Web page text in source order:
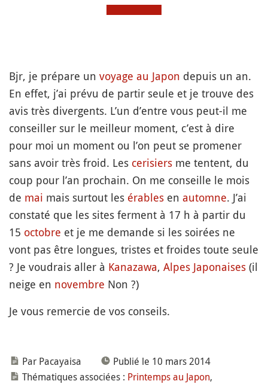
Bjr, je prépare un voyage au Japon depuis un an.
En effet, j’ai prévu de partir seule et je trouve des
avis très divergents. L’un d’entre vous peut-il me
conseiller sur le meilleur moment, c’est à dire
pour moi un moment ou l’on peut se promener
sans avoir très froid. Les cerisiers me tentent, du
coup pour l’an prochain. On me conseille le mois
de mai mais surtout les érables en automne. J’ai
constaté que les sites ferment à 17 h à partir du
15 octobre et je me demande si les soirées ne
vont pas être longues, tristes et froides toute seule
? Je voudrais aller à Kanazawa, Alpes Japonaises (il
neige en novembre Non ?)
Je vous remercie de vos conseils.
Par Pacayaisa
Publié le 10 mars 2014
Thématiques associées : Printemps au Japon,